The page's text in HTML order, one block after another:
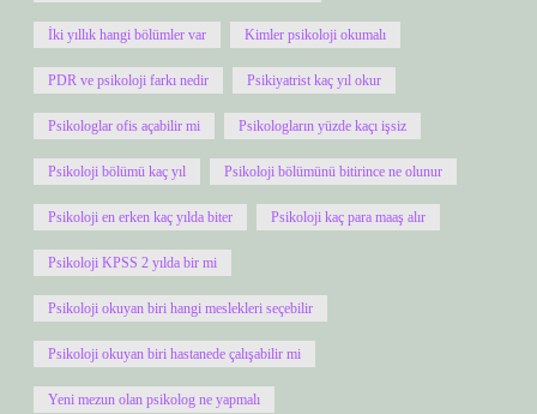
İki yıllık hangi bölümler var Kimler psikoloji okumalı
PDR ve psikoloji farkı nedir Psikiyatrist kaç yıl okur
Psikologlar ofis açabilir mi Psikologların yüzde kaçı işsiz
Psikoloji bölümü kaç yıl Psikoloji bölümünü bitirince ne olunur
Psikoloji en erken kaç yılda biter Psikoloji kaç para maaş alır
Psikoloji KPSS 2 yılda bir mi
Psikoloji okuyan biri hangi meslekleri seçebilir
Psikoloji okuyan biri hastanede çalışabilir mi
Yeni mezun olan psikolog ne yapmalı